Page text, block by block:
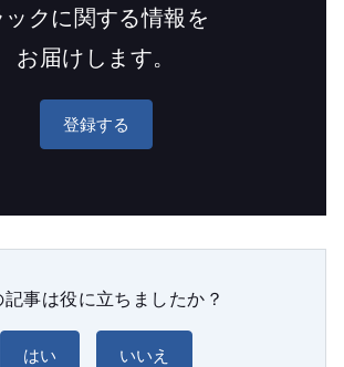
ックに関する情報を
お届けします。
登録する
記事は役に立ちましたか？
はい いいえ